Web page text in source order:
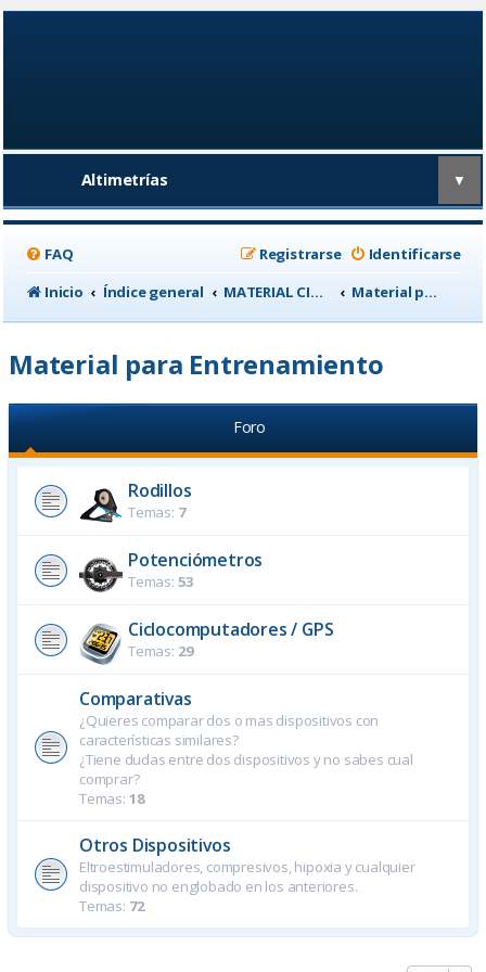
Altimetrías ▼
FAQ Identificarse
Registrarse
Inicio
Índice general MATERIAL CICLISTA Material para Entrenamiento
Material para Entrenamiento
Foro
Rodillos
Temas: 7
Potenciómetros
Temas: 53
Ciclocomputadores / GPS
Temas: 29
Comparativas
¿Quieres comparar dos o mas dispositivos con
características similares?
¿Tiene dudas entre dos dispositivos y no sabes cual
comprar?
Temas: 18
Otros Dispositivos
Eltroestimuladores, compresivos, hipoxia y cualquier
dispositivo no englobado en los anteriores.
Temas: 72